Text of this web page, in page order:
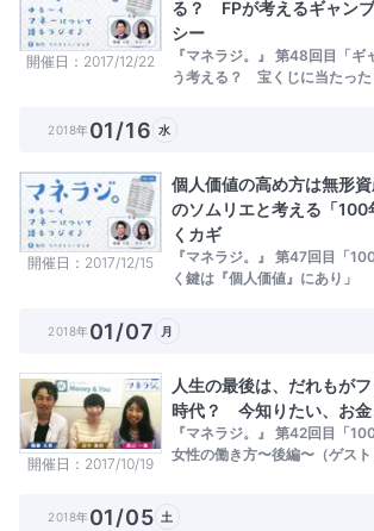
開催日 2017/12/22
る？ FPが考えるギャン
シー
『マネラジ。』 第48回目「ギ
う考える？ 宝くじに当たった
2018年01/16 水
開催日 2017/12/15
個人価値の高め方は無形
のソムリエと考える「100
くカギ
『マネラジ。』 第47回目「
く鍵は『個人価値』にあり」
2018年01/07 月
開催日 2017/10/19
人生の最後は、だれもが
時代？ 今知りたい、お金
『マネラジ。』 第42回目「
女性の働き方〜後編〜（ゲスト
2018年01/05 土